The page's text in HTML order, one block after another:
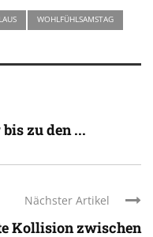
WOHLFÜHLSAMSTAG
zu den ...
Nächster Artikel
Kollision zwischen